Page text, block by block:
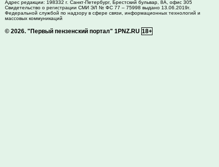
Адрес редакции: 198332 г. Санкт-Петербург, Брестский бульвар, 8А, офис 305
Свидетельство о регистрации СМИ ЭЛ № ФС 77 – 75998 выдано 13.06.2019г.
Федеральной службой по надзору в сфере связи, информационных технологий и
массовых коммуникаций
© 2026. "Первый пензенский портал" 1PNZ.RU 18+